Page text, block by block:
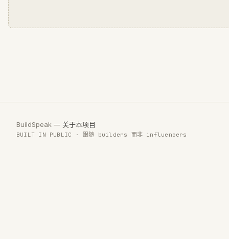
BuildSpeak — 关于本项目
BUILT IN PUBLIC · 跟随 builders 而非 influencers